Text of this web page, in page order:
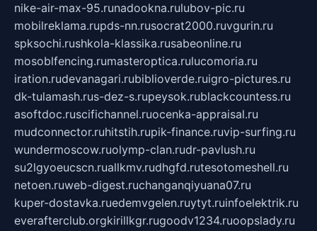
nike-air-max-95.runadookna.rulubov-pic.ru
mobilreklama.rupds-nn.rusocrat2000.ruvgurin.ru
spksochi.rushkola-klassika.rusabeonline.ru
mosoblfencing.rumasteroptica.rulucomoria.ru
iration.rudevanagari.rubiblioverde.ruigro-pictures.ru
dk-tulamash.rus-dez-s.rupeysok.rublackcountess.ru
asoftdoc.ruscifichannel.ruocenka-appraisal.ru
mudconnector.ruhitstih.rupik-finance.ruvip-surfing.ru
wundermoscow.ruolymp-clan.rudr-pavlush.ru
su2lgyoeucscn.ruallkmv.rudhgfd.rutesotomeshell.ru
netoen.ruweb-digest.ruchanganqiyuana07.ru
kuper-dostavka.ruedemvgelen.ruytyt.ruinfoelektrik.ru
everafterclub.orgkirillkgr.rugoodv1234.ruoopslady.ru